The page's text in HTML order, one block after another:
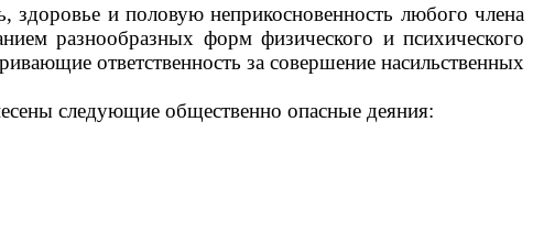
и половую неприкосновенность любого члена
разнообразных форм физического и психического
ответственность за совершение насильственных
следующие общественно опасные деяния: